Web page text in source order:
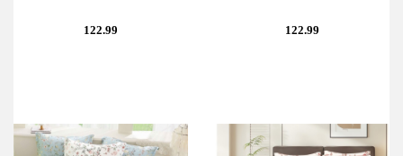
122.99 122.99